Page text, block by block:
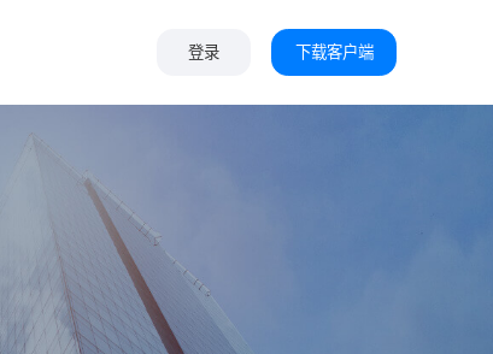
登录 下载客户端